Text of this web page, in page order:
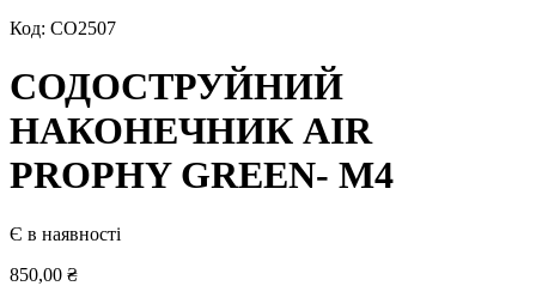
Код: СО2507
СОДОСТРУЙНИЙ
НАКОНЕЧНИК AIR
PROPHY GREEN- М4
Є в наявності
850,00 ₴